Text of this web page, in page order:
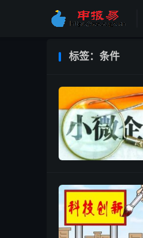
标签：条件